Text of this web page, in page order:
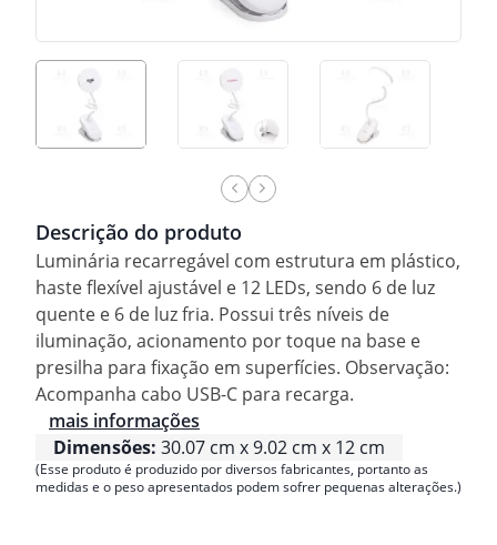
Descrição do produto
Luminária recarregável com estrutura em plástico,
haste flexível ajustável e 12 LEDs, sendo 6 de luz
quente e 6 de luz fria. Possui três níveis de
iluminação, acionamento por toque na base e
presilha para fixação em superfícies. Observação:
Acompanha cabo USB-C para recarga.
mais informações
Dimensões: 30.07 cm x 9.02 cm x 12 cm
(Esse produto é produzido por diversos fabricantes, portanto as
medidas e o peso apresentados podem sofrer pequenas alterações.)